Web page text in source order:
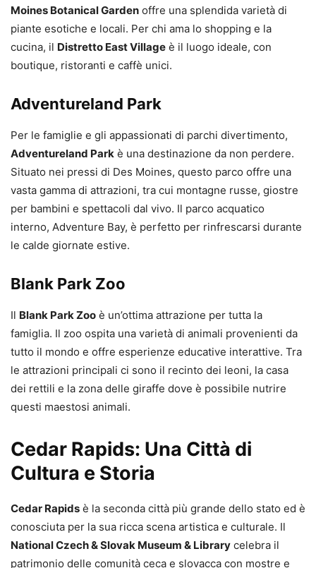
Moines Botanical Garden offre una splendida varietà di
piante esotiche e locali. Per chi ama lo shopping e la
cucina, il Distretto East Village è il luogo ideale, con
boutique, ristoranti e caffè unici.
Adventureland Park
Per le famiglie e gli appassionati di parchi divertimento,
Adventureland Park è una destinazione da non perdere.
Situato nei pressi di Des Moines, questo parco offre una
vasta gamma di attrazioni, tra cui montagne russe, giostre
per bambini e spettacoli dal vivo. Il parco acquatico
interno, Adventure Bay, è perfetto per rinfrescarsi durante
le calde giornate estive.
Blank Park Zoo
Il Blank Park Zoo è un’ottima attrazione per tutta la
famiglia. Il zoo ospita una varietà di animali provenienti da
tutto il mondo e offre esperienze educative interattive. Tra
le attrazioni principali ci sono il recinto dei leoni, la casa
dei rettili e la zona delle giraffe dove è possibile nutrire
questi maestosi animali.
Cedar Rapids: Una Città di
Cultura e Storia
Cedar Rapids è la seconda città più grande dello stato ed è
conosciuta per la sua ricca scena artistica e culturale. Il
National Czech & Slovak Museum & Library celebra il
patrimonio delle comunità ceca e slovacca con mostre e